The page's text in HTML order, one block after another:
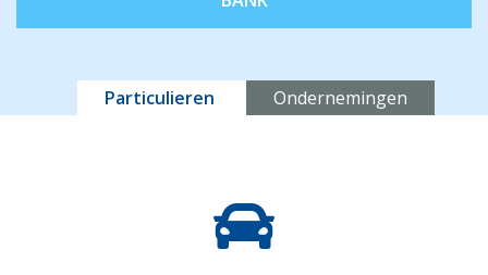
ProductenParticulieren Ondernemingen